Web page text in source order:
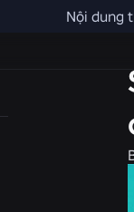
Nội dung